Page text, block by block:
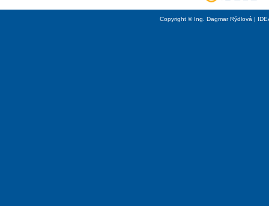
Copyright © Ing. Dagmar Rýdlová |